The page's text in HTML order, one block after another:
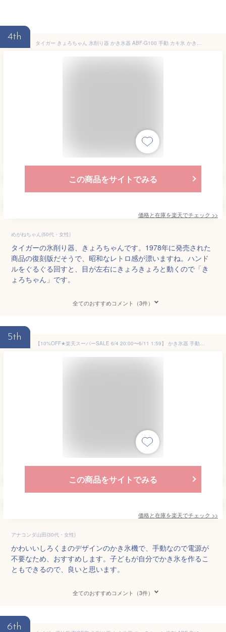
4th
タイガー きょろちゃん 氷削り器 かき氷器 ABF-G100 手動 カキ氷 かきごおり 復刻 レトロ ノスタルジック 氷カップつき 製氷カップ
この商品をサイトでみる
価格と在庫を楽天でチェック >>
めがねちゃん(50代・女性)
タイガーの氷削り器、きょろちゃんです。1978年に発売された
商品の復刻版だそうで、昭和なレトロ感が漂いますね。ハンド
ルをぐるぐる回すと、目が左右にきょろきょろと動くので「き
ょろちゃん」です。
全てのおすすめコメント（3件）
5th
【10%OFF★楽天スーパーSALE 6/4 20:00〜6/11 1:59】 かき氷器 手動 かき氷機 かわいい 家庭用 手回し しろくま シャリシャリ 製氷カップ付き お家時間 子供 かき氷
この商品をサイトでみる
価格と在庫を楽天でチェック >>
アナコンダ山田(30代・女性)
かわいいしろくまのデザインのかき氷機で、手動なので電源が
不要なため、おすすめします。子どもが自分でかき氷を作るこ
ともできるので、良いと思います。
全てのおすすめコメント（3件）
6th